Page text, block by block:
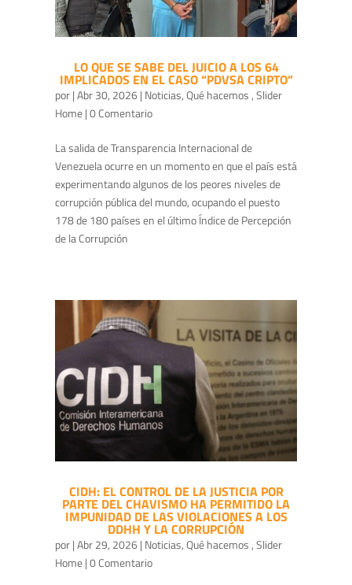
LO QUE SE SABE DEL JUICIO A LOS 64
IMPLICADOS EN EL CASO “PDVSA CRIPTO”
por|Abr 30, 2026| Noticias,Qué hacemos ,Slider
Home| 0 Comentario
La salida de Transparencia Internacional de
Venezuela ocurre en un momento en que el país está
experimentando algunos de los peores niveles de
corrupción pública del mundo, ocupando el puesto
178 de 180 países en el último Índice de Percepción
de la Corrupción
CIDH: EL CONTROL DE LA JUSTICIA POR
PARTE DEL CHAVISMO HA PERMITIDO LA
IMPUNIDAD DE LAS VIOLACIONES A LOS
DDHH Y LA CORRUPCIÓN
por|Abr 29, 2026| Noticias,Qué hacemos,Slider
Home| 0 Comentario